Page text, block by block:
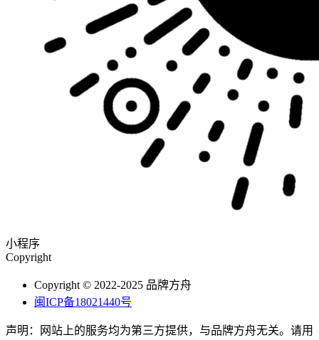
小程序
Copyright
Copyright © 2022-2025 品牌方舟
闽ICP备18021440号
声明：网站上的服务均为第三方提供，与品牌方舟无关。请用